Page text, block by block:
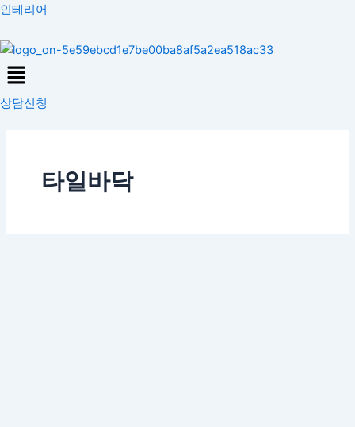
콘
츠
로
건
너
인테리어
Menu
상담신청
타일바닥